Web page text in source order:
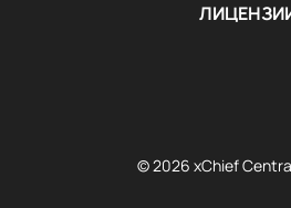
© 2026 xChief